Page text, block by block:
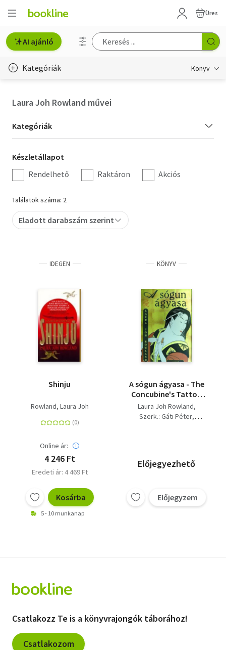
Üres
AI ajánló
Kategóriák Könyv
Hobbi, szabadidő
Irodalom
Művészet
Szakkönyv
Tankönyv, segédkönyv
Társadalomtudomány
Természettudomány
Történelem
Laura Joh Rowland művei
Kategória
szűrés
Kategóriák
Készletállapot
szűrés
Készletállapot
Rendelhető
Raktáron Akciós
Találatok száma: 2
Eladott darabszám szerint
IDEGEN
Shinju
Rowland, Laura Joh
Online ár:
4 246 Ft
Eredeti ár: 4 469 Ft
Kosárba
5 - 10 munkanap
KÖNYV
A sógun ágyasa - The
Concubine's Tattoo
(Kollárik Péter
fordítása)
Laura Joh Rowland
Szerk.: Gáti Péter
Előjegyezhető
Előjegyzem
Csatlakozz Te is a könyvrajongók táborához!
Csatlakozom